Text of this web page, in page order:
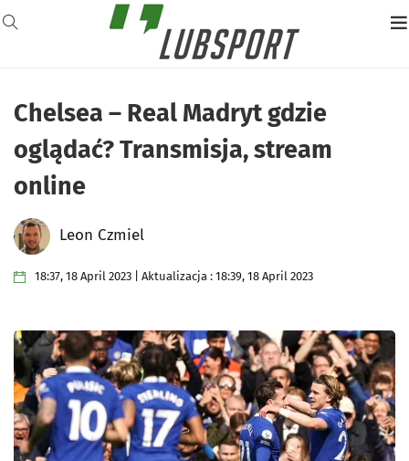
Chelsea – Real Madryt gdzie
oglądać? Transmisja, stream
online
Leon Czmiel
18:37, 18 April 2023 | Aktualizacja : 18:39, 18 April 2023